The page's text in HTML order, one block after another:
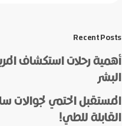
Recent Posts
أهمية رحلات استكشاف
البشر
المستقبل الحتمي لجوالات
القابلة للطي!